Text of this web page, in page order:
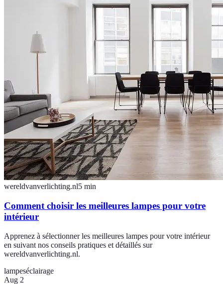
wereldvanverlichting.nl5 min
Comment choisir les meilleures lampes pour votre
intérieur
Apprenez à sélectionner les meilleures lampes pour votre intérieur
en suivant nos conseils pratiques et détaillés sur
wereldvanverlichting.nl.
lampeséclairage
Aug 2